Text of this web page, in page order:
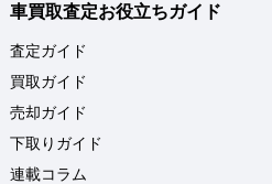
車買取査定お役立ちガイド
査定ガイド
買取ガイド
売却ガイド
下取りガイド
連載コラム